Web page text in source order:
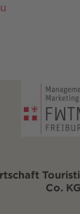
Co. KG